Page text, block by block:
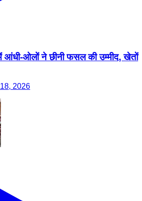
आंधी-ओलों ने छीनी फसल की उम्मीद, खेतों
2026